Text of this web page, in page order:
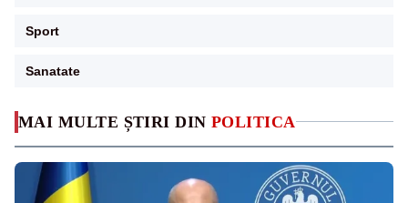
MAI MULTE ȘTIRI DIN POLITICA
Sport
Sanatate